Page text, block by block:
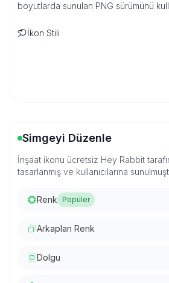
boyutlarda sunulan PNG sürümünü
İkon Stili
Simgeyi Düzenle
İnşaat ikonu ücretsiz Hey Rabbit
tasarlanmış ve kullanıcılarına
Renk Popüler
Arkaplan Renk
Dolgu